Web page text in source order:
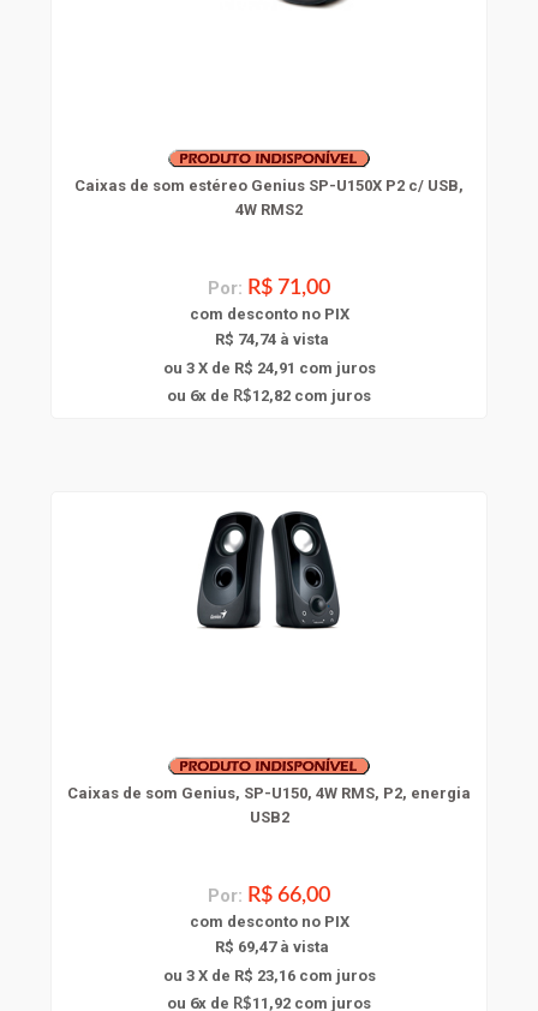
Caixas de som estéreo Genius SP-U150X P2 c/ USB,
4W RMS2
Por: R$ 71,00
com desconto no PIX
R$ 74,74 à vista
ou 3 X de R$ 24,91 com juros
ou 6x de R$12,82 com juros
Caixas de som Genius, SP-U150, 4W RMS, P2, energia
USB2
Por: R$ 66,00
com desconto no PIX
R$ 69,47 à vista
ou 3 X de R$ 23,16com juros
ou 6x de R$11,92 com juros